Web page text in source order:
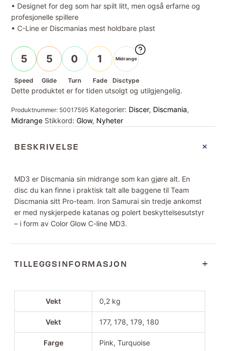
• Designet for deg som har spilt litt, men også erfarne og
profesjonelle spillere
• C-Line er Discmanias mest holdbare plast
5
Speed
5
Glide
0
Turn
1
Fade
Midrange
Disctype
Dette produktet er for tiden utsolgt og utilgjengelig.
Produktnummer: 50017595 Kategorier: Discer, Discmania,
Midrange Stikkord:Glow, Nyheter
BESKRIVELSE
MD3 er Discmania sin midrange som kan gjøre alt. En
disc du kan finne i praktisk talt alle baggene til Team
Discmania sitt Pro-team. Iron Samurai sin tredje ankomst
er med nyskjerpede katanas og polert beskyttelsesutstyr
– i form av Color Glow C-line MD3.
TILLEGGSINFORMASJON
Vekt 0,2 kg
Vekt 177, 178, 179, 180
Farge Pink, Turquoise